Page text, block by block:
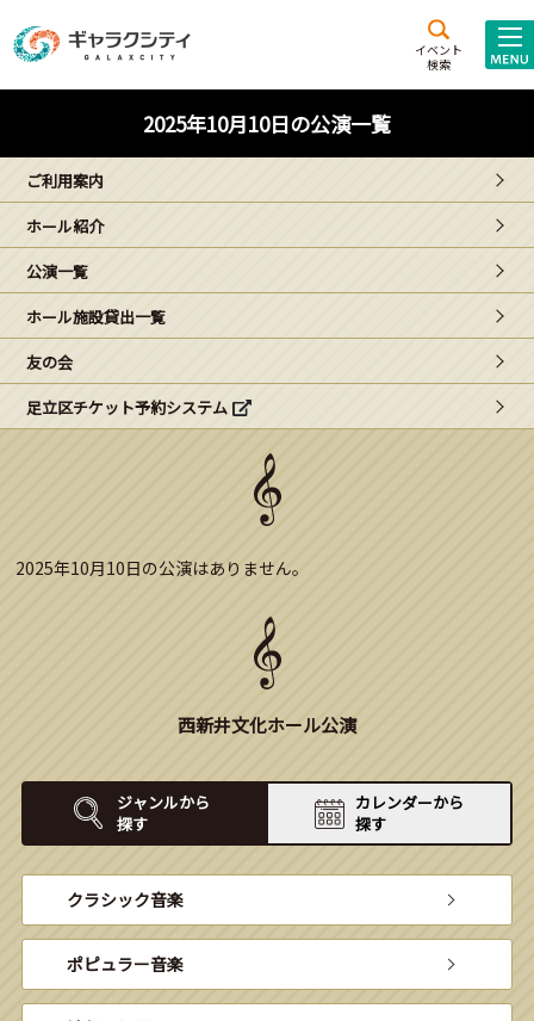
イベント
検索
施設案内
西新井
文化ホール
ギャラクシティとは
こどもみーてぃんぐ
Gがくえん
ブランドからのお知らせ
2025年10月10日の公演一覧
ご利用案内
ホール紹介
公演一覧
ホール施設貸出一覧
友の会
足立区チケット予約システム
2025年10月10日の公演はありません。
西新井文化ホール公演
ジャンルから
探す
カレンダーから
探す
クラシック音楽
ポピュラー音楽